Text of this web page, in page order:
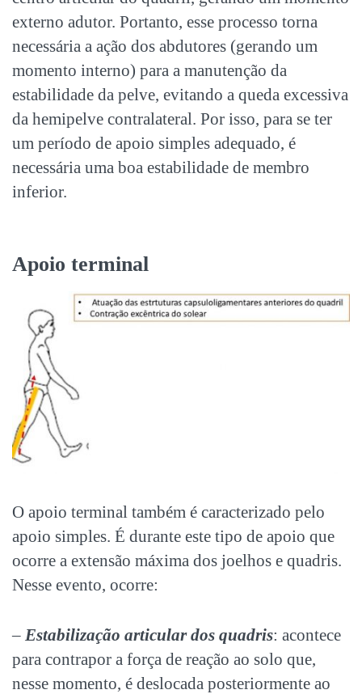
externo adutor. Portanto, esse processo torna
necessária a ação dos abdutores (gerando um
momento interno) para a manutenção da
estabilidade da pelve, evitando a queda excessiva
da hemipelve contralateral. Por isso, para se ter
um período de apoio simples adequado, é
necessária uma boa estabilidade de membro
inferior.
Apoio terminal
O apoio terminal também é caracterizado pelo
apoio simples. É durante este tipo de apoio que
ocorre a extensão máxima dos joelhos e quadris.
Nesse evento, ocorre:
– Estabilização articular dos quadris: acontece
para contrapor a força de reação ao solo que,
nesse momento, é deslocada posteriormente ao